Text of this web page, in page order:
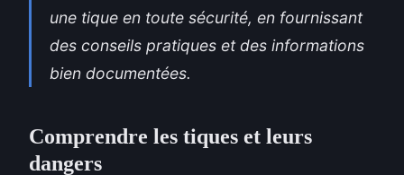
une tique en toute sécurité, en fournissant
des conseils pratiques et des informations
bien documentées.
Comprendre les tiques et leurs
dangers